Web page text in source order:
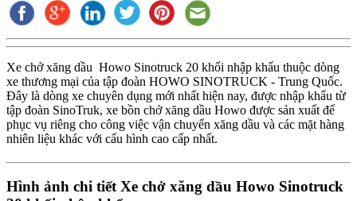
Xe chở xăng dầu Howo Sinotruck 20 khối nhập khẩu thuộc dòng
xe thương mại của tập đoàn HOWO SINOTRUCK - Trung Quốc.
Đây là dòng xe chuyên dụng mới nhất hiện nay, được nhập khẩu từ
tập đoàn SinoTruk, xe bồn chở xăng dầu Howo được sản xuất để
phục vụ riêng cho công việc vận chuyển xăng dầu và các mặt hàng
nhiên liệu khác với cấu hình cao cấp nhất.
Hình ảnh chi tiết Xe chở xăng dầu Howo Sinotruck